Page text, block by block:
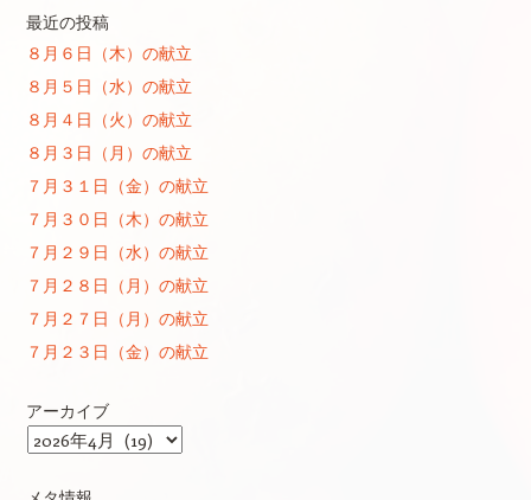
最近の投稿
８月６日（木）の献立
８月５日（水）の献立
８月４日（火）の献立
８月３日（月）の献立
７月３１日（金）の献立
７月３０日（木）の献立
７月２９日（水）の献立
７月２８日（月）の献立
７月２７日（月）の献立
７月２３日（金）の献立
アーカイブ
ア
カ